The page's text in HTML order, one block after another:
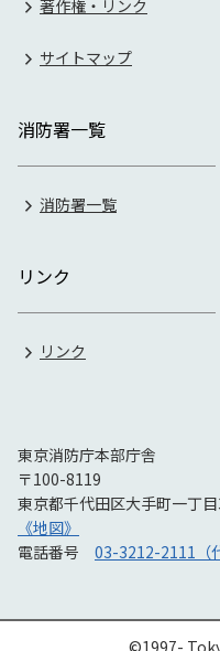
著作権・リンク
サイトマップ
消防署一覧
消防署一覧
リンク
リンク
東京消防庁本部庁舎
〒100-8119
東京都千代田区大手町一丁
《地図》
電話番号 03-3212-2111（